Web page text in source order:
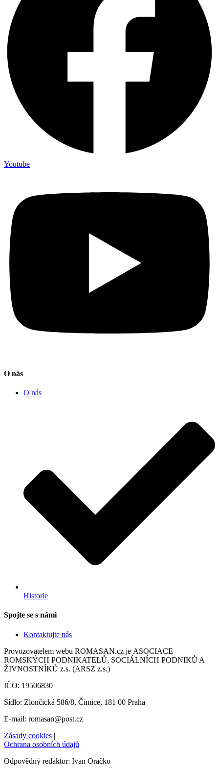
Youtube
O nás
O nás
Historie
Spojte se s námi
Kontaktujte nás
Provozovatelem webu ROMASAN.cz je ASOCIACE
ROMSKÝCH PODNIKATELŮ, SOCIÁLNÍCH PODNIKŮ A
ŽIVNOSTNÍKŮ z.s. (ARSZ z.s.)
IČO: 19506830
Sídlo: Zlončická 586/8, Čimice, 181 00 Praha
E-mail: romasan@post.cz
Zásady cookies |
Ochrana osobních údajů
Odpovědný redaktor: Ivan Oračko